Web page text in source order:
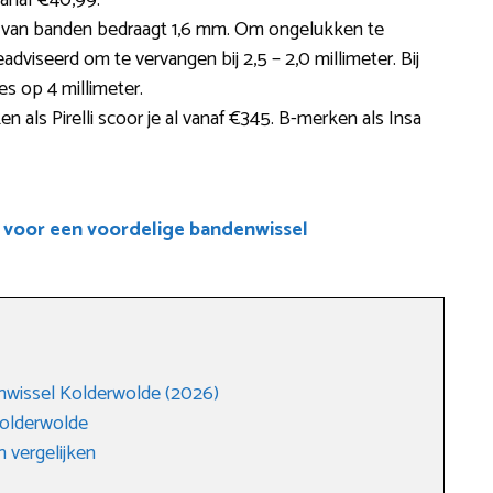
banden bedraagt 1,6 mm. Om ongelukken te
om te vervangen bij 2,5 – 2,0 millimeter. Bij
op 4 millimeter.
als Pirelli scoor je al vanaf €345. B-merken als Insa
een voordelige bandenwissel
Kolderwolde (2026)
vergelijken